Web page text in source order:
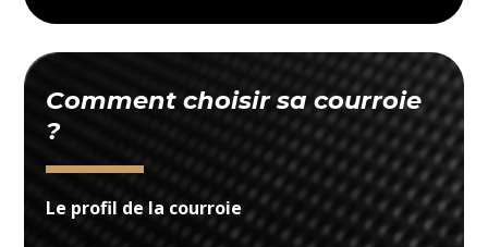
Comment choisir sa courroie
?
Le profil de la courroie